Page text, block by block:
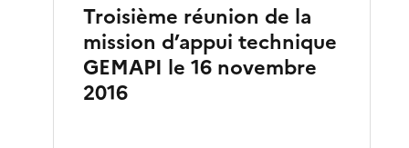
Troisième réunion de la
mission d’appui technique
GEMAPI le 16 novembre
2016